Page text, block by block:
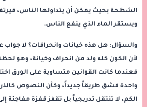
الشطحة بحيث يمكن أن يتداولها الناس،
ويستقر الماء الذي ينفع الناس.
والسؤال: هل هذه خيانات وانحرافات؟ لا جواب
لأن الكون كله ولد من انحراف وخيانة، وهو
فعندما كانت القوانين متساوية على الورق
واحدة فشق طريقاً جديداً، وكأن النصوص
الكم، لا تنتقل تدريجياً بل تقفز قفزة مفاجئة